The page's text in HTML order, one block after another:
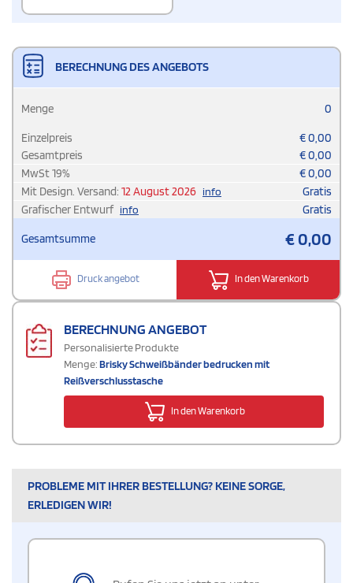
BERECHNUNG DES ANGEBOTS
Menge 0
Einzelpreis €0,00
Gesamtpreis
€0,00
MwSt19% €0,00
Mit Design. Versand: 12 August 2026 info
Gratis
Grafischer Entwurf info Gratis
Gesamtsumme €0,00
Druck angebot In den Warenkorb
BERECHNUNG ANGEBOT
Personalisierte Produkte
Menge:Brisky Schweißbänder bedrucken mit
Reißverschlusstasche
In den Warenkorb
PROBLEME MIT IHRER BESTELLUNG? KEINE SORGE,
ERLEDIGEN WIR!